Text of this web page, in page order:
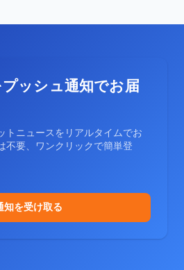
ッシュ通知でお届
トニュースをリアルタイムでお
不要、ワンクリックで簡単登
知を受け取る